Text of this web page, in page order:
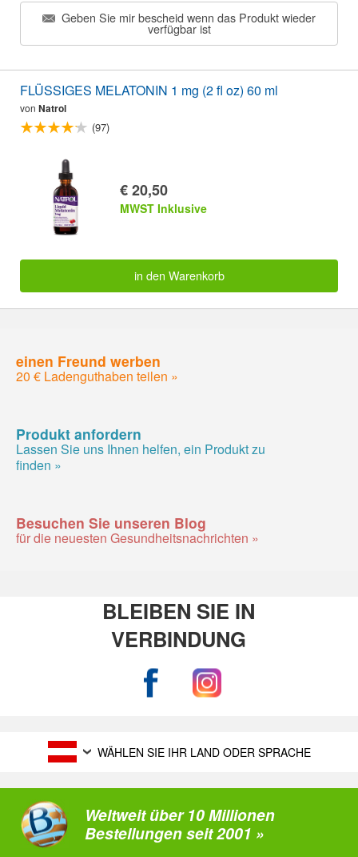
Geben Sie mir bescheid wenn das Produkt wieder
verfügbar ist
FLÜSSIGES MELATONIN 1 mg (2 fl oz) 60 ml
von Natrol
(97)
€ 20,50
MWST Inklusive
in den Warenkorb
einen Freund werben
20 € Ladenguthaben teilen »
Produkt anfordern
Lassen Sie uns Ihnen helfen, ein Produkt zu
finden »
Besuchen Sie unseren Blog
für die neuesten Gesundheitsnachrichten »
BLEIBEN SIE IN
VERBINDUNG
WÄHLEN SIE IHR LAND ODER SPRACHE
Weltweit über 10 Millionen
Bestellungen seit 2001 »